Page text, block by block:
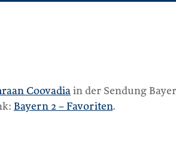
Coovadia in der Sendung
Bayern 2 – Favoriten.